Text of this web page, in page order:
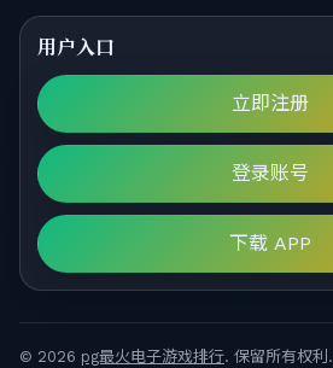
用户入口
立即注册
登录账号
下载 APP
© 2026 pg最火电子游戏排行. 保留所有权利.|